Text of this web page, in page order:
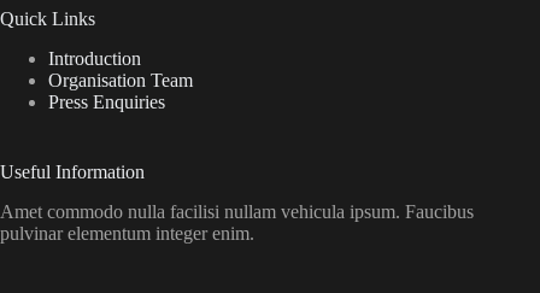
Quick Links
Introduction
Organisation Team
Press Enquiries
Useful Information
Amet commodo nulla facilisi nullam vehicula ipsum. Faucibus
pulvinar elementum integer enim.